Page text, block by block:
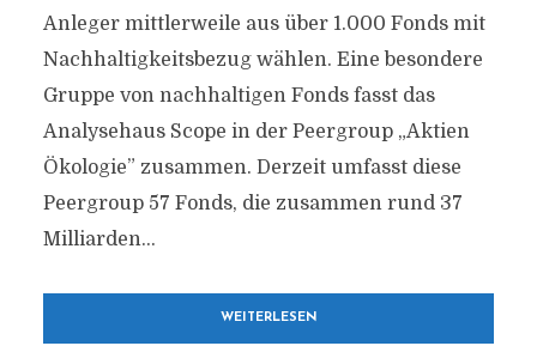
Anleger mittlerweile aus über 1.000 Fonds mit
Nachhaltigkeitsbezug wählen. Eine besondere
Gruppe von nachhaltigen Fonds fasst das
Analysehaus Scope in der Peergroup „Aktien
Ökologie” zusammen. Derzeit umfasst diese
Peergroup 57 Fonds, die zusammen rund 37
Milliarden...
WEITERLESEN